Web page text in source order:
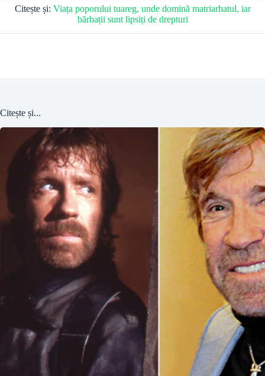
Citește și: Viața poporului tuareg, unde domină matriarhatul, iar
bărbații sunt lipsiți de drepturi
Citește și...